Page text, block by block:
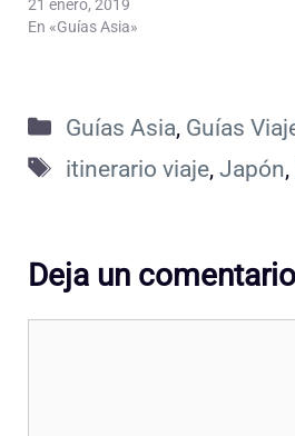
21 enero, 2019
En «Guías Asia»
Categorías
Guías Asia, Guías
Etiquetas
itinerario viaje, Japón,
Deja un comentario